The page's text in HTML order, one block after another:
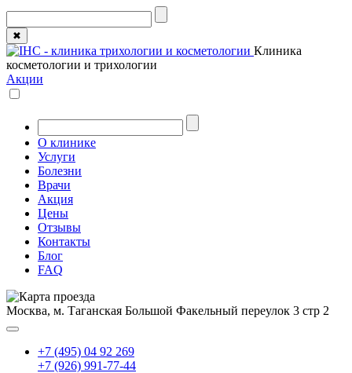
✖
Клиника
косметологии и трихологии
Акции
О клинике
Услуги
Болезни
Врачи
Акция
Цены
Отзывы
Контакты
Блог
FAQ
Москва, м. Таганская Большой Факельный переулок 3 стр 2
+7 (495) 04 92 269
+7 (926) 991-77-44